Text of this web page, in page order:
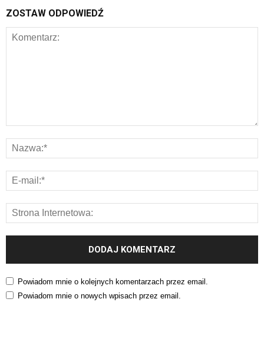
ZOSTAW ODPOWIEDŹ
Powiadom mnie o kolejnych komentarzach przez email.
Powiadom mnie o nowych wpisach przez email.